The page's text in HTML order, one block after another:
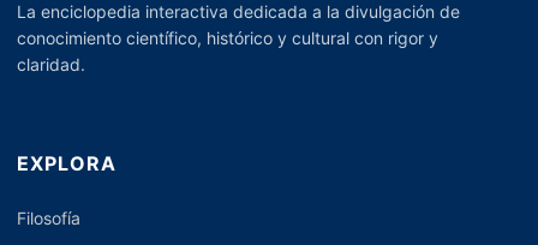
La enciclopedia interactiva dedicada a la divulgación de
conocimiento científico, histórico y cultural con rigor y
claridad.
EXPLORA
Filosofía